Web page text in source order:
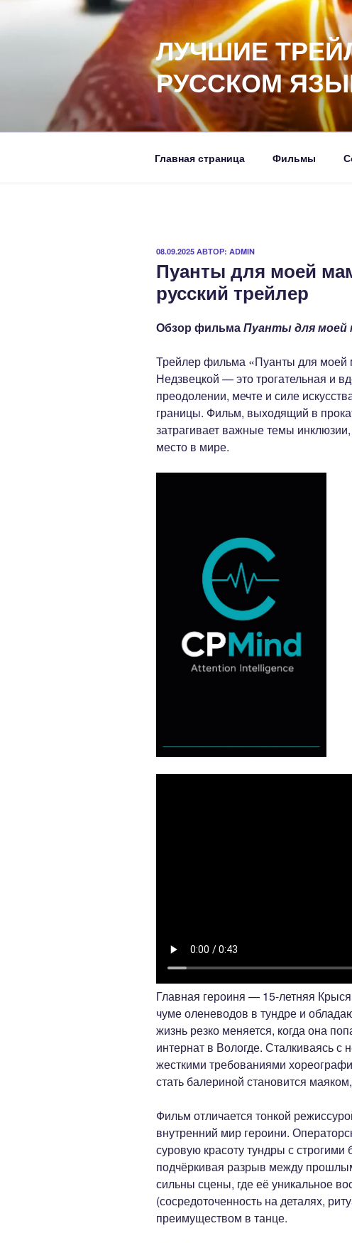
ЛУЧШИЕ
РУССКОМ
Главная страница Фильмы
ОПУБЛИКОВАНО
08.09.2025 АВТОР: ADMIN
Пуанты для моей
русский трейлер
Обзор фильмаПуанты для
Трейлер фильма «Пуанты для
Недзвецкой — это трогательная и
преодолении, мечте и силе
границы. Фильм, выходящий в
затрагивает важные темы
место в мире.
Главная героиня — 15-летняя
чуме оленеводов в тундре и
жизнь резко меняется, когда она
интернат в Вологде. Сталкиваясь с
жесткими требованиями
стать балериной становится
Фильм отличается тонкой
внутренний мир героини.
суровую красоту тундры с
подчёркивая разрыв между
сильны сцены, где её уникальное
(сосредоточенность на деталях,
преимуществом в танце.